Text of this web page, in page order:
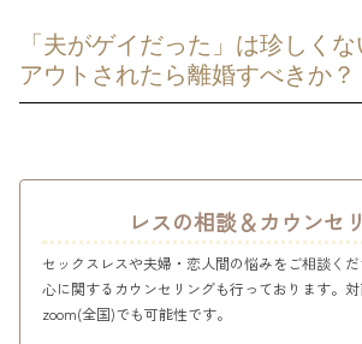
「夫がゲイだった」は珍しく
アウトされたら離婚すべきか？
レスの相談＆カウンセ
セックスレスや夫婦・恋人間の悩みをご相談く
心に関するカウンセリングも行っております。
zoom(全国)でも可能性です。